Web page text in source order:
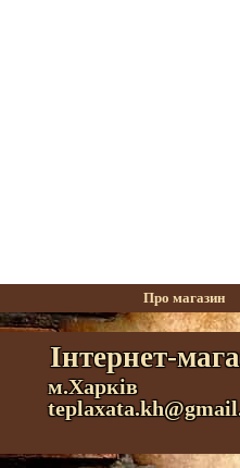
Про магазин
Інтернет-
м.Харків